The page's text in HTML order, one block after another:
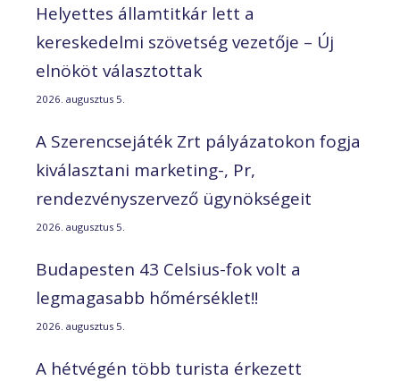
Helyettes államtitkár lett a
kereskedelmi szövetség vezetője – Új
elnököt választottak
2026. augusztus 5.
A Szerencsejáték Zrt pályázatokon fogja
kiválasztani marketing-, Pr,
rendezvényszervező ügynökségeit
2026. augusztus 5.
Budapesten 43 Celsius-fok volt a
legmagasabb hőmérséklet!!
2026. augusztus 5.
A hétvégén több turista érkezett